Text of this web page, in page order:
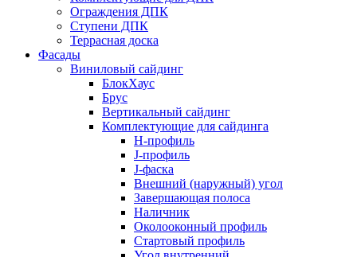
Ограждения ДПК
Ступени ДПК
Террасная доска
Фасады
Виниловый сайдинг
БлокХаус
Брус
Вертикальный сайдинг
Комплектующие для сайдинга
H-профиль
J-профиль
J-фаска
Внешний (наружный) угол
Завершающая полоса
Наличник
Околооконный профиль
Стартовый профиль